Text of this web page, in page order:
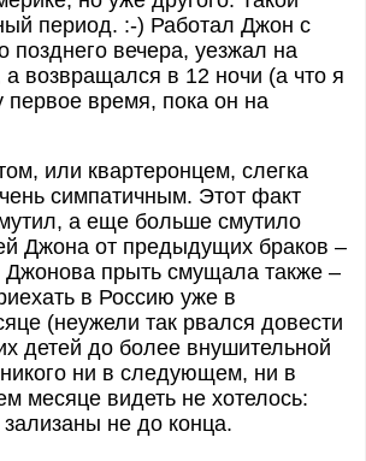
период. :-) Работал Джон с
позднего вечера, уезжал на
а возвращался в 12 ночи (а что я
первое время, пока он на
или квартеронцем, слегка
симпатичным. Этот факт
а еще больше смутило
Джона от предыдущих браков –
Джонова прыть смущала также –
в Россию уже в
(неужели так рвался довести
детей до более внушительной
ни в следующем, ни в
месяце видеть не хотелось:
не до конца.